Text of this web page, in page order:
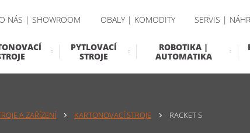
O NÁS | SHOWROOM OBALY | KOMODITY SERVIS |
PYTLOVACÍ
STROJE
ROBOTIKA |
AUTOMATIKA
A ZAŘÍZENÍ KARTONOVACÍ STROJE RACKET S